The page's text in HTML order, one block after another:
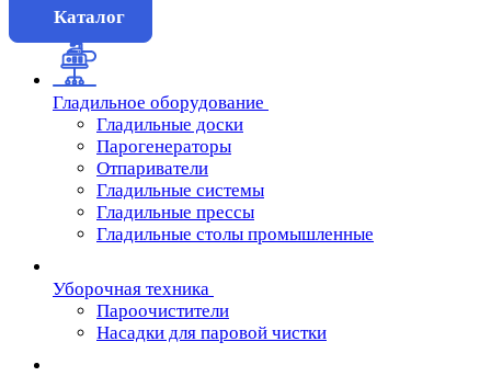
Каталог
Гладильное оборудование
Гладильные доски
Парогенераторы
Отпариватели
Гладильные системы
Гладильные прессы
Гладильные столы промышленные
Уборочная техника
Пароочистители
Насадки для паровой чистки